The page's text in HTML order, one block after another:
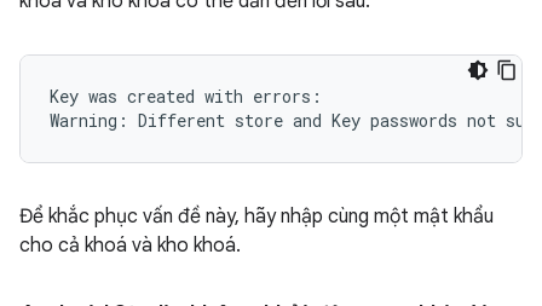
Key was created with errors:
Để khắc phục vấn đề này, hãy nhập cùng một mật khẩu
cho cả khoá và kho khoá.